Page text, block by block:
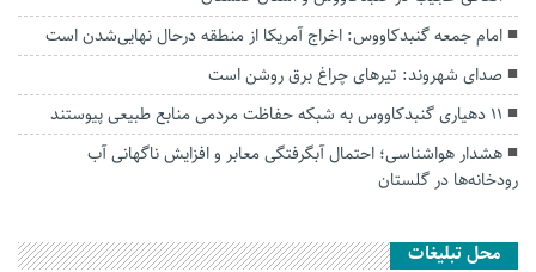
امام جمعه گنبدکاووس: اخراج آمریکا از منطقه درحال نهایی‌شدن است
صدای شهروند: تیرهای چراغ برق روشن است
۱۱ دهیاری گنبدکاووس به شبکه حفاظت مردمی منابع طبیعی پیوستند
هشدار هواشناسی؛ احتمال آبگرفتگی معابر و افزایش ناگهانی آب
رودخانه‌ها در گلستان
محل تبلیغات